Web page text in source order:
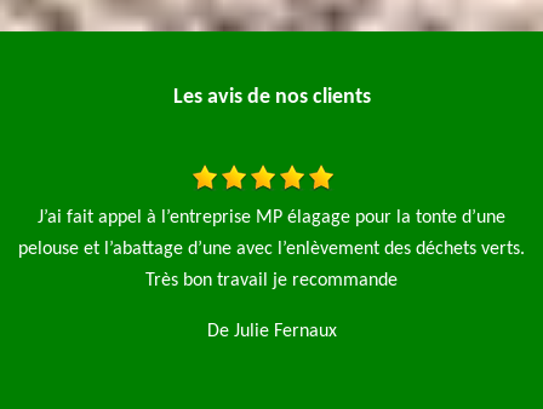
Les avis de nos clients
verts.
Je fais appel à l'entreprise élagage pro pour l'élagage de 4
saules et aussi la pose d'une clôture de 90 m le travail a été
rapide et net je n'hésiterai pas à refaire appel à cette